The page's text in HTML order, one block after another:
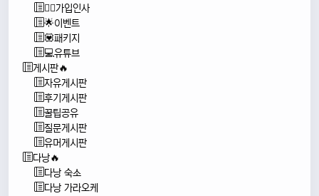
🙇‍♂️가입인사
🌟이벤트
💟패키지
💻유튜브
게시판🔥
자유게시판
후기게시판
꿀팁공유
질문게시판
유머게시판
다낭🔥
다낭 숙소
다낭 가라오케